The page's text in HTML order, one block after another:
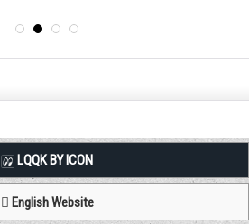
LQQK BY ICON
English Website